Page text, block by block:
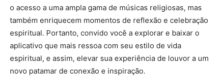
o acesso a uma ampla gama de músicas religiosas, mas
também enriquecem momentos de reflexão e celebração
espiritual. Portanto, convido você a explorar e baixar o
aplicativo que mais ressoa com seu estilo de vida
espiritual, e assim, elevar sua experiência de louvor a um
novo patamar de conexão e inspiração.